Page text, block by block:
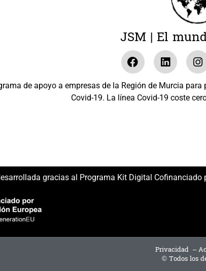
JSM | El
de apoyo a empresas de la Región de Murcia
Covid-19. La línea Covid-19 coste
gracias al Programa Kit Digital Cofinanciado
Privacidad –
© Todos los